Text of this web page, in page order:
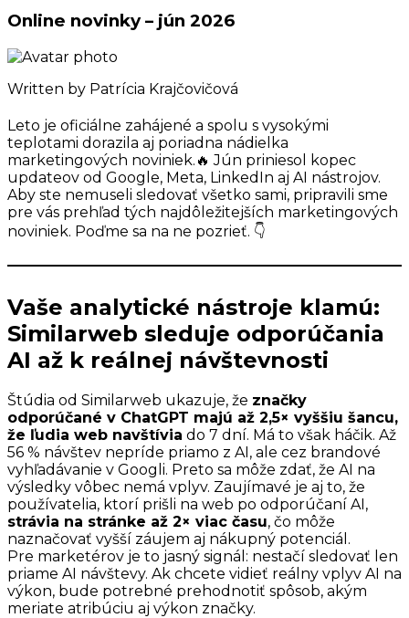
Online novinky – jún 2026
Written by Patrícia Krajčovičová
Leto je oficiálne zahájené a spolu s vysokými
teplotami dorazila aj poriadna nádielka
marketingových noviniek.🔥 Jún priniesol kopec
updateov od Google, Meta, LinkedIn aj AI nástrojov.
Aby ste nemuseli sledovať všetko sami, pripravili sme
pre vás prehľad tých najdôležitejších marketingových
noviniek. Poďme sa na ne pozrieť. 👇
Vaše analytické nástroje klamú:
Similarweb sleduje odporúčania
AI až k reálnej návštevnosti
Štúdia od Similarweb ukazuje, že značky
odporúčané v ChatGPT majú až 2,5× vyššiu šancu,
že ľudia web navštívia do 7 dní. Má to však háčik. Až
56 % návštev nepríde priamo z AI, ale cez brandové
vyhľadávanie v Googli. Preto sa môže zdať, že AI na
výsledky vôbec nemá vplyv. Zaujímavé je aj to, že
používatelia, ktorí prišli na web po odporúčaní AI,
strávia na stránke až 2× viac času, čo môže
naznačovať vyšší záujem aj nákupný potenciál.
Pre marketérov je to jasný signál: nestačí sledovať len
priame AI návštevy. Ak chcete vidieť reálny vplyv AI na
výkon, bude potrebné prehodnotiť spôsob, akým
meriate atribúciu aj výkon značky.